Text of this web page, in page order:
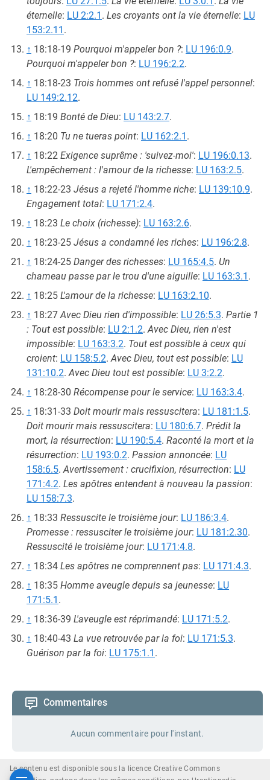
éternelle: LU 2:2.1 . Les croyants ont la vie éternelle: LU
153:2.11 .
↑ 18:18-19 Pourquoi m'appeler bon ?: LU 196:0.9.
Pourquoi m'appeler bon ?: LU 196:2.2.
↑ 18:18-23 Trois hommes ont refusé l'appel personnel:
LU 149:2.12.
↑ 18:19 Bonté de Dieu: LU 143:2.7.
↑ 18:20 Tu ne tueras point: LU 162:2.1 .
↑ 18:22 Exigence suprême : 'suivez-moi': LU 196:0.13.
L'empêchement : l'amour de la richesse: LU 163:2.5.
↑ 18:22-23 Jésus a rejeté l'homme riche: LU 139:10.9.
Engagement total: LU 171:2.4.
↑ 18:23 Le choix (richesse): LU 163:2.6.
↑ 18:23-25 Jésus a condamné les riches: LU 196:2.8.
↑ 18:24-25 Danger des richesses: LU 165:4.5. Un
chameau passe par le trou d'une aiguille: LU 163:3.1 .
↑ 18:25 L'amour de la richesse: LU 163:2.10.
↑ 18:27Avec Dieu rien d'impossible: LU 26:5.3. Partie 1
: Tout est possible: LU 2:1.2.Avec Dieu, rien n'est
impossible: LU 163:3.2. Tout est possible à ceux qui
croient: LU 158:5.2.Avec Dieu, tout est possible: LU
131:10.2.Avec Dieu tout est possible: LU 3:2.2.
↑ 18:28-30 Récompense pour le service: LU 163:3.4.
↑ 18:31-33 Doit mourir mais ressuscitera: LU 181:1.5.
Doit mourir mais ressuscitera: LU 180:6.7. Prédit la
mort, la résurrection: LU 190:5.4. Raconté la mort et la
résurrection: LU 193:0.2. Passion annoncée: LU
158:6.5.Avertissement : crucifixion, résurrection: LU
171:4.2. Les apôtres entendent à nouveau la passion:
LU 158:7.3.
↑ 18:33 Ressuscite le troisième jour: LU 186:3.4.
Promesse : ressusciter le troisième jour: LU 181:2.30.
Ressuscité le troisième jour: LU 171:4.8.
↑ 18:34 Les apôtres ne comprennent pas: LU 171:4.3.
↑ 18:35 Homme aveugle depuis sa jeunesse: LU
171:5.1 .
↑ 18:36-39 L'aveugle est réprimandé: LU 171:5.2.
↑ 18:40-43 La vue retrouvée par la foi: LU 171:5.3.
Guérison par la foi: LU 175:1.1 .
Commentaires
Aucun commentaire pour l'instant.
Le contenu est disponible sous la licence Creative Commons